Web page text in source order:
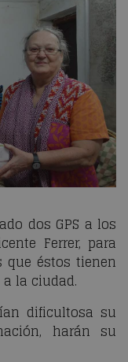
dos GPS a los
Ferrer, para
éstos tienen
la ciudad.
dificultosa su
harán su